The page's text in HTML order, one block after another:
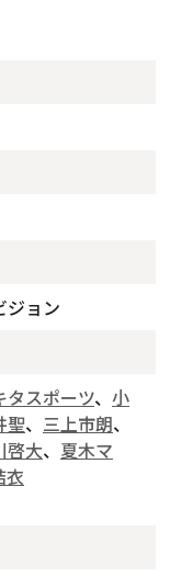
ジョン
タスポーツ、 小
聖、 三上市朗、
啓大、 夏木マ
衣